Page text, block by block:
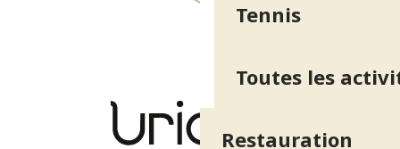
Tennis
Toutes les
Restauration